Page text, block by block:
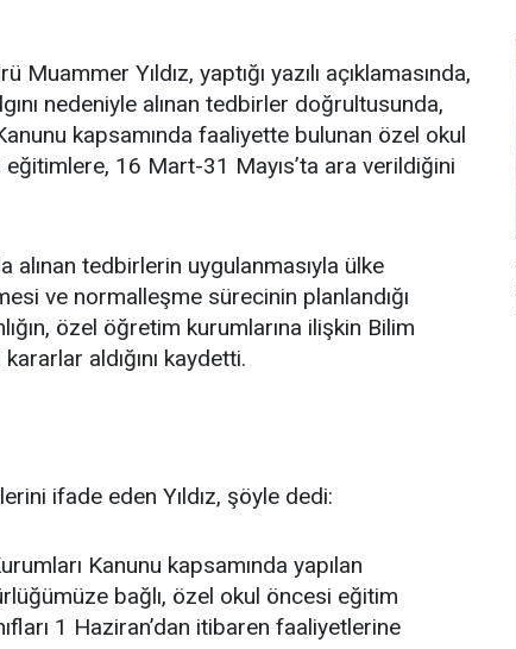
Yıldız, yaptığı yazılı açıklamasında,
nedeniyle alınan tedbirler doğrultusunda,
kapsamında faaliyette bulunan özel okul
16 Mart-31 Mayıs’ta ara verildiğini
alınan tedbirlerin uygulanmasıyla ülke
ve normalleşme sürecinin planlandığı
özel öğretim kurumlarına ilişkin Bilim
aldığını kaydetti.
ifade eden Yıldız, şöyle dedi:
Kanunu kapsamında yapılan
bağlı, özel okul öncesi eğitim
1 Haziran’dan itibaren faaliyetlerine